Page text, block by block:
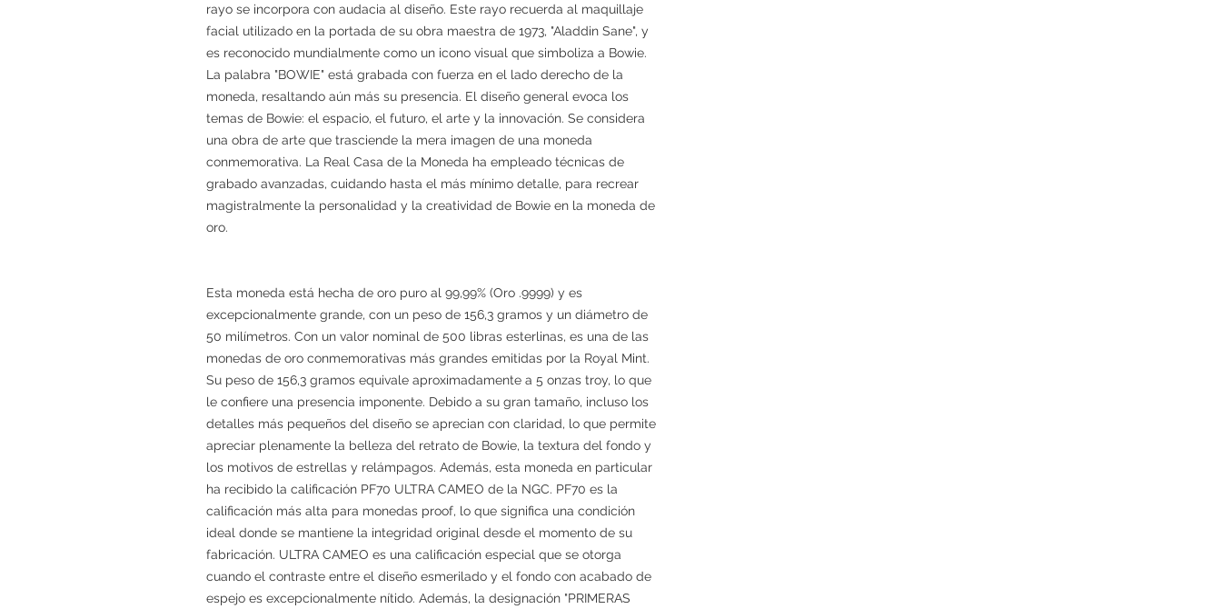
rayo se incorpora con audacia al diseño. Este rayo recuerda al maquillaje
facial utilizado en la portada de su obra maestra de 1973, "Aladdin Sane", y
es reconocido mundialmente como un icono visual que simboliza a Bowie.
La palabra "BOWIE" está grabada con fuerza en el lado derecho de la
moneda, resaltando aún más su presencia. El diseño general evoca los
temas de Bowie: el espacio, el futuro, el arte y la innovación. Se considera
una obra de arte que trasciende la mera imagen de una moneda
conmemorativa. La Real Casa de la Moneda ha empleado técnicas de
grabado avanzadas, cuidando hasta el más mínimo detalle, para recrear
magistralmente la personalidad y la creatividad de Bowie en la moneda de
oro.
Esta moneda está hecha de oro puro al 99,99% (Oro .9999) y es
excepcionalmente grande, con un peso de 156,3 gramos y un diámetro de
50 milímetros. Con un valor nominal de 500 libras esterlinas, es una de las
monedas de oro conmemorativas más grandes emitidas por la Royal Mint.
Su peso de 156,3 gramos equivale aproximadamente a 5 onzas troy, lo que
le confiere una presencia imponente. Debido a su gran tamaño, incluso los
detalles más pequeños del diseño se aprecian con claridad, lo que permite
apreciar plenamente la belleza del retrato de Bowie, la textura del fondo y
los motivos de estrellas y relámpagos. Además, esta moneda en particular
ha recibido la calificación PF70 ULTRA CAMEO de la NGC. PF70 es la
calificación más alta para monedas proof, lo que significa una condición
ideal donde se mantiene la integridad original desde el momento de su
fabricación. ULTRA CAMEO es una calificación especial que se otorga
cuando el contraste entre el diseño esmerilado y el fondo con acabado de
espejo es excepcionalmente nítido. Además, la designación "PRIMERAS